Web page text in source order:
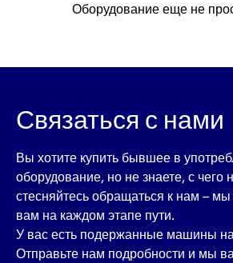
Оборудование еще не
Связаться с нами
Вы хотите купить бывшее в
оборудование, но не знаете, с чего
стесняйтесь обращаться к нам –
вам на каждом этапе пути.
У вас есть подержанные машины
Отправьте нам подробности и мы